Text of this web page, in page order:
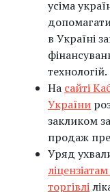
усіма
в Україні
технологій.
На сайті
України
закликом
продаж
Уряд
торгівлі